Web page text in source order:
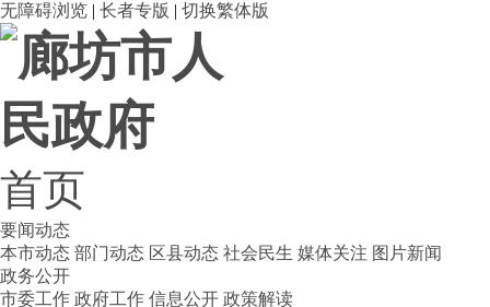
无障碍浏览 | 长者专版 | 切换繁体版
首页
要闻动态
本市动态 部门动态 区县动态 社会民生 媒体关注 图片新闻
政务公开
市委工作 政府工作 信息公开 政策解读